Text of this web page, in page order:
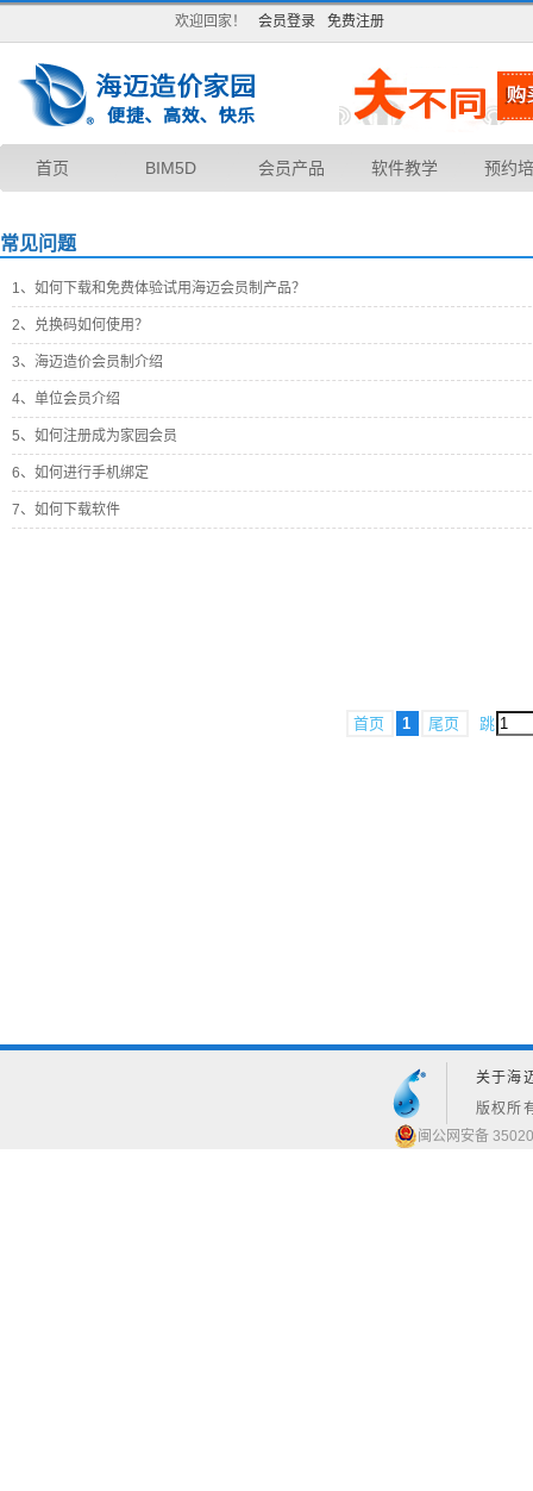
欢迎回家！ 会员登录 免费注册
首页 BIM5D 会员产品 软件教学 预约
常见问题
1、 如何下载和免费体验试用海迈会员制产品？
2、 兑换码如何使用？
3、 海迈造价会员制介绍
4、 单位会员介绍
5、 如何注册成为家园会员
6、 如何进行手机绑定
7、 如何下载软件
首页 1 尾页 跳
关于海
版权所
闽公网安备